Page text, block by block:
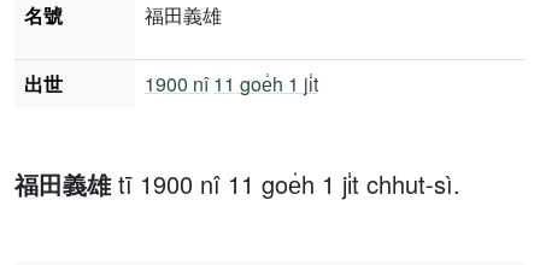
福田義雄tī 1900 nî 11 goe̍h 1 ji̍t chhut-sì.
名號 福田義雄
出世 1900 nî 11 goe̍h 1 ji̍t